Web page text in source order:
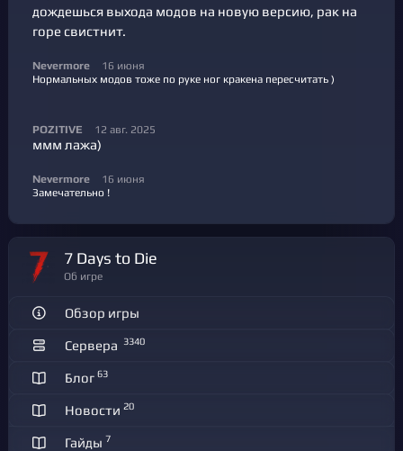
дождешься выхода модов на новую версию, рак на
горе свистнит.
Nevermore
16 июня
Нормальных модов тоже по руке ног кракена пересчитать )
POZITIVE 12 авг. 2025
ммм лажа)
Nevermore
16 июня
Замечательно !
7 Days to Die
Об игре
Обзор игры
Сервера 3340
Блог 63
Новости 20
Гайды 7